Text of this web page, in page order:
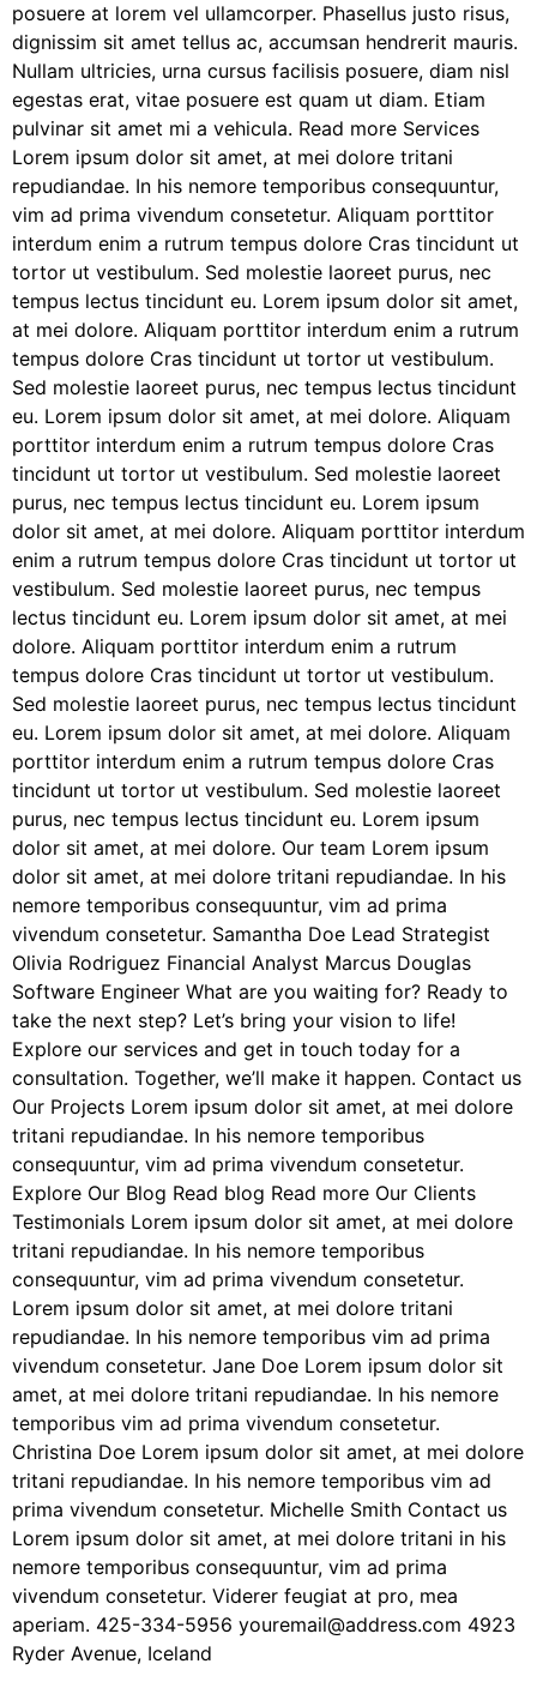
posuere at lorem vel ullamcorper. Phasellus justo risus,
dignissim sit amet tellus ac, accumsan hendrerit mauris.
Nullam ultricies, urna cursus facilisis posuere, diam nisl
egestas erat, vitae posuere est quam ut diam. Etiam
pulvinar sit amet mi a vehicula. Read more Services
Lorem ipsum dolor sit amet, at mei dolore tritani
repudiandae. In his nemore temporibus consequuntur,
vim ad prima vivendum consetetur. Aliquam porttitor
interdum enim a rutrum tempus dolore Cras tincidunt ut
tortor ut vestibulum. Sed molestie laoreet purus, nec
tempus lectus tincidunt eu. Lorem ipsum dolor sit amet,
at mei dolore. Aliquam porttitor interdum enim a rutrum
tempus dolore Cras tincidunt ut tortor ut vestibulum.
Sed molestie laoreet purus, nec tempus lectus tincidunt
eu. Lorem ipsum dolor sit amet, at mei dolore. Aliquam
porttitor interdum enim a rutrum tempus dolore Cras
tincidunt ut tortor ut vestibulum. Sed molestie laoreet
purus, nec tempus lectus tincidunt eu. Lorem ipsum
dolor sit amet, at mei dolore. Aliquam porttitor interdum
enim a rutrum tempus dolore Cras tincidunt ut tortor ut
vestibulum. Sed molestie laoreet purus, nec tempus
lectus tincidunt eu. Lorem ipsum dolor sit amet, at mei
dolore. Aliquam porttitor interdum enim a rutrum
tempus dolore Cras tincidunt ut tortor ut vestibulum.
Sed molestie laoreet purus, nec tempus lectus tincidunt
eu. Lorem ipsum dolor sit amet, at mei dolore. Aliquam
porttitor interdum enim a rutrum tempus dolore Cras
tincidunt ut tortor ut vestibulum. Sed molestie laoreet
purus, nec tempus lectus tincidunt eu. Lorem ipsum
dolor sit amet, at mei dolore. Our team Lorem ipsum
dolor sit amet, at mei dolore tritani repudiandae. In his
nemore temporibus consequuntur, vim ad prima
vivendum consetetur. Samantha Doe Lead Strategist
Olivia Rodriguez Financial Analyst Marcus Douglas
Software Engineer What are you waiting for? Ready to
take the next step? Let’s bring your vision to life!
Explore our services and get in touch today for a
consultation. Together, we’ll make it happen. Contact us
Our Projects Lorem ipsum dolor sit amet, at mei dolore
tritani repudiandae. In his nemore temporibus
consequuntur, vim ad prima vivendum consetetur.
Explore Our Blog Read blog Read more Our Clients
Testimonials Lorem ipsum dolor sit amet, at mei dolore
tritani repudiandae. In his nemore temporibus
consequuntur, vim ad prima vivendum consetetur.
Lorem ipsum dolor sit amet, at mei dolore tritani
repudiandae. In his nemore temporibus vim ad prima
vivendum consetetur. Jane Doe Lorem ipsum dolor sit
amet, at mei dolore tritani repudiandae. In his nemore
temporibus vim ad prima vivendum consetetur.
Christina Doe Lorem ipsum dolor sit amet, at mei dolore
tritani repudiandae. In his nemore temporibus vim ad
prima vivendum consetetur. Michelle Smith Contact us
Lorem ipsum dolor sit amet, at mei dolore tritani in his
nemore temporibus consequuntur, vim ad prima
vivendum consetetur. Viderer feugiat at pro, mea
aperiam. 425-334-5956 youremail@address.com 4923
Ryder Avenue, Iceland